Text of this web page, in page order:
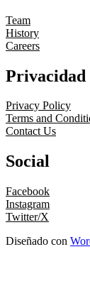
Team
History
Careers
Privacidad
Privacy Policy
Terms and
Contact Us
Social
Facebook
Instagram
Twitter/X
Diseñado con